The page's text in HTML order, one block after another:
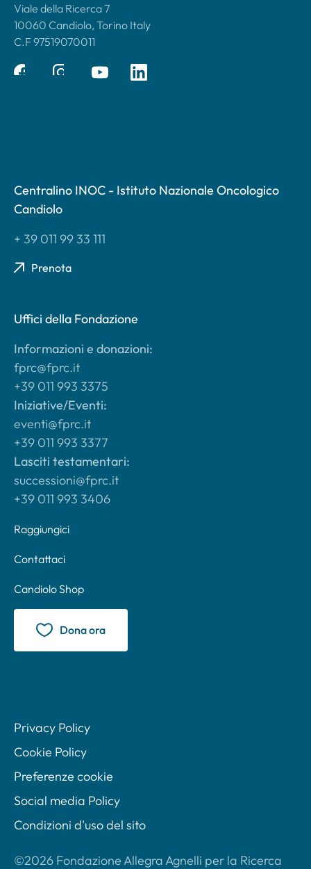
Viale della Ricerca 7
10060 Candiolo, Torino Italy
C.F 97519070011
Centralino INOC - Istituto Nazionale Oncologico
Candiolo
+ 39 011 99 33 111
Prenota
Uffici della Fondazione
Informazioni e donazioni:
fprc@fprc.it
+39 011 993 3375
Iniziative/Eventi:
eventi@fprc.it
+39 011 993 3377
Lasciti testamentari:
successioni@fprc.it
+39 011 993 3406
Raggiungici
Contattaci
Candiolo Shop
Dona ora
©2026 Fondazione Allegra Agnelli per la Ricerca
Privacy Policy
Cookie Policy
Preferenze cookie
Social media Policy
Condizioni d'uso del sito